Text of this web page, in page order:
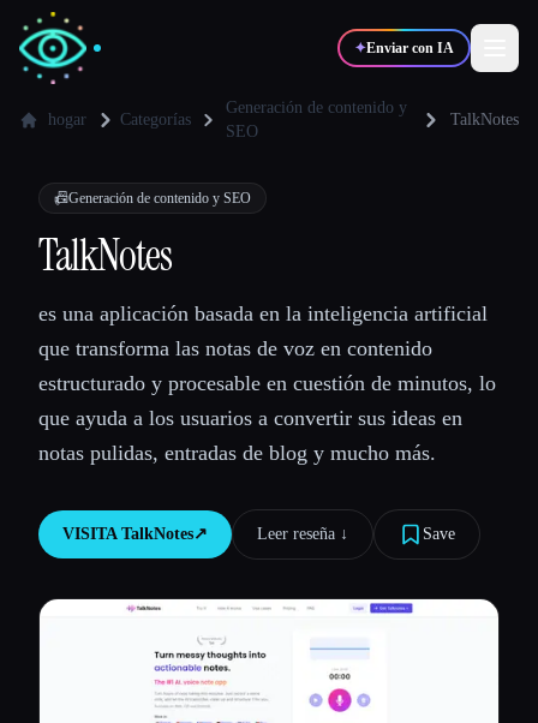
✦Enviar con IA
💻 Desarrolladores
🎓 Estudiantes 🎬 Creadores
Comparar herramientas
hogar Categorías
Generación de contenido y
SEO
TalkNotes
📠Generación de contenido y SEO
TalkNotes
es una aplicación basada en la inteligencia artificial
que transforma las notas de voz en contenido
estructurado y procesable en cuestión de minutos, lo
que ayuda a los usuarios a convertir sus ideas en
notas pulidas, entradas de blog y mucho más.
VISITA TalkNotes↗︎ Leer reseña ↓︎ Save